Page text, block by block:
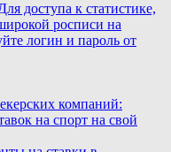
доступа к статистике,
росписи на
логин и пароль от
компаний:
на спорт на свой